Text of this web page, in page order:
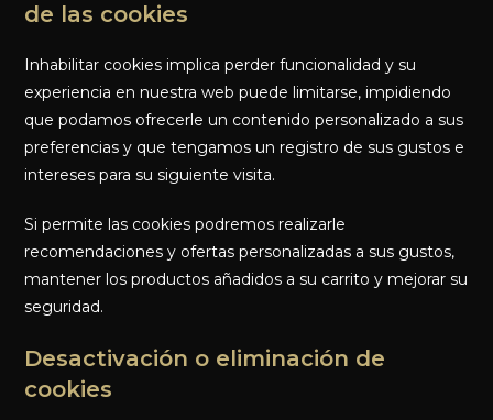
de las cookies
Inhabilitar cookies implica perder funcionalidad y su
experiencia en nuestra web puede limitarse, impidiendo
que podamos ofrecerle un contenido personalizado a sus
preferencias y que tengamos un registro de sus gustos e
intereses para su siguiente visita.
Si permite las cookies podremos realizarle
recomendaciones y ofertas personalizadas a sus gustos,
mantener los productos añadidos a su carrito y mejorar su
seguridad.
Desactivación o eliminación de
cookies